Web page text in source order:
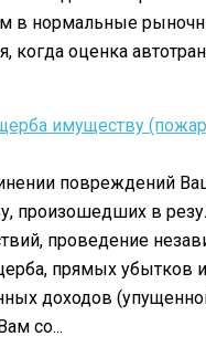
в нормальные
когда оценка
имуществу
повреждений
произошедших в
проведение
прямых убытков и
доходов
со...